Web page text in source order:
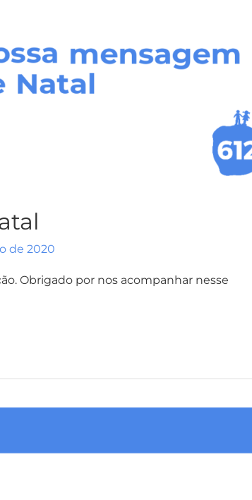
de 2020
Obrigado por nos acompanhar nesse